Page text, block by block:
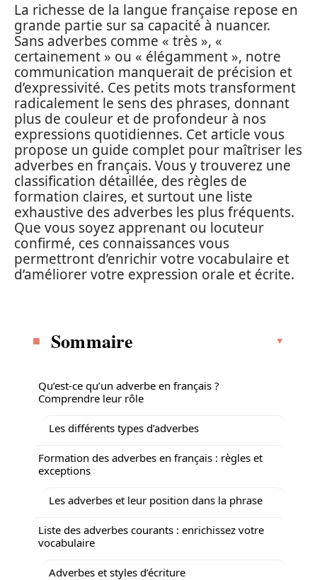
La richesse de la langue française repose en
grande partie sur sa capacité à nuancer.
Sans adverbes comme « très », «
certainement » ou « élégamment », notre
communication manquerait de précision et
d’expressivité. Ces petits mots transforment
radicalement le sens des phrases, donnant
plus de couleur et de profondeur à nos
expressions quotidiennes. Cet article vous
propose un guide complet pour maîtriser les
adverbes en français. Vous y trouverez une
classification détaillée, des règles de
formation claires, et surtout une liste
exhaustive des adverbes les plus fréquents.
Que vous soyez apprenant ou locuteur
confirmé, ces connaissances vous
permettront d’enrichir votre vocabulaire et
d’améliorer votre expression orale et écrite.
Sommaire
Qu’est-ce qu’un adverbe en français ?
Comprendre leur rôle
Les différents types d’adverbes
Formation des adverbes en français : règles et
exceptions
Les adverbes et leur position dans la phrase
Liste des adverbes courants : enrichissez votre
vocabulaire
Adverbes et styles d’écriture